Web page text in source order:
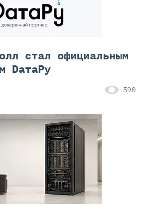
стал официальным
DaтaРу
590